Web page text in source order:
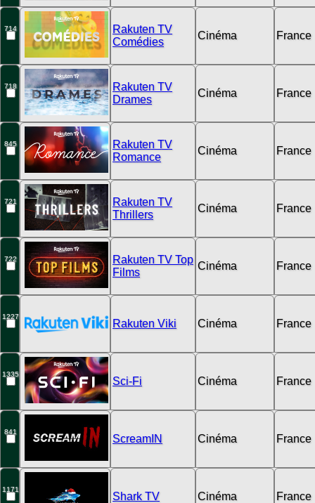
714
Rakuten TV
Comédies
Cinéma France
718
Rakuten TV
Drames
Cinéma France
845
Rakuten TV
Romance
Cinéma France
721
Rakuten TV
Thrillers
Cinéma France
722
Rakuten TV Top
Films
Cinéma France
1227
Rakuten Viki Cinéma France
1335
Sci-Fi Cinéma France
841
ScreamIN Cinéma France
1171
Shark TV Cinéma France